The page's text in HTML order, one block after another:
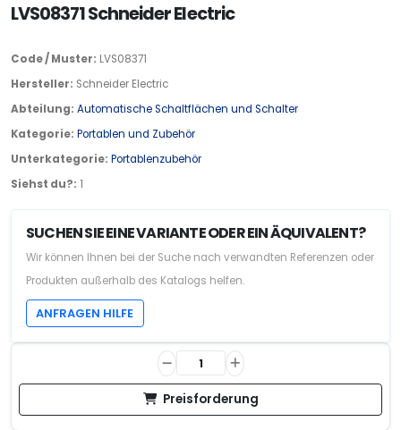
LVS08371 Schneider Electric
Code / Muster: LVS08371
Hersteller: Schneider Electric
Abteilung: Automatische Schaltflächen und Schalter
Kategorie: Portablen und Zubehör
Unterkategorie: Portablenzubehör
Siehst du?: 1
SUCHEN SIE EINE VARIANTE ODER EIN ÄQUIVALENT?
Wir können Ihnen bei der Suche nach verwandten Referenzen oder
Produkten außerhalb des Katalogs helfen.
ANFRAGEN HILFE
Preisforderung